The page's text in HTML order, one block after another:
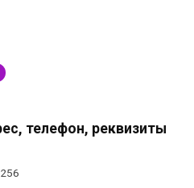
телефон, реквизиты
256